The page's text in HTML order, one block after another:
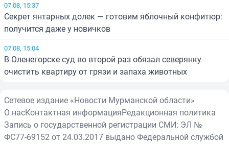
07.08, 15:37
Секрет янтарных долек — готовим яблочный конфитюр:
получится даже у новичков
07.08, 15:04
В Оленегорске суд во второй раз обязал северянку
очистить квартиру от грязи и запаха животных
Сетевое издание «Новости Мурманской области»
О насКонтактная информацияРедакционная политика
Запись о государственной регистрации СМИ: ЭЛ №
ФС77-69152 от 24.03.2017 выдано Федеральной службой